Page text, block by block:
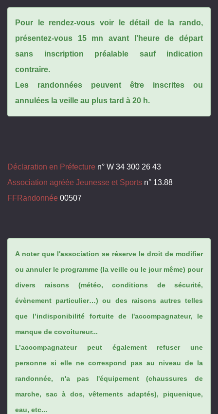
Pour le rendez-vous voir le détail de la rando,
présentez-vous 15 mn avant l'heure de départ
sans inscription préalable sauf indication
contraire.
Les randonnées peuvent être inscrites ou
annulées la veille au plus tard à 20 h.
Déclaration en Préfecture n° W 34 300 26 43
Association agréée Jeunesse et Sports n° 13.88
FFRandonnée 00507
A noter que l'association se réserve le droit de modifier
ou annuler le programme (la veille ou le jour même) pour
divers raisons (météo, conditions de sécurité,
évènement particulier…) ou des raisons autres telles
que l’indisponibilité fortuite de l'accompagnateur, le
manque de covoitureur...
L’accompagnateur peut également refuser une
personne si elle ne correspond pas au niveau de la
randonnée, n'a pas l'équipement (chaussures de
marche, sac à dos, vêtements adaptés), piquenique,
eau, etc...